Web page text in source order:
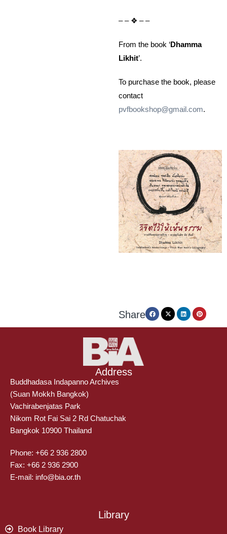
– – ❖ – –
From the book ‘Dhamma
Likhit’.
To purchase the book, please
contact
pvfbookshop@gmail.com.
Share
Address
Buddhadasa Indapanno Archives
(Suan Mokkh Bangkok)
Vachirabenjatas Park
Nikom Rot Fai Sai 2 Rd Chatuchak
Bangkok 10900 Thailand
Phone: +66 2 936 2800
Fax: +66 2 936 2900
E-mail: info@bia.or.th
Library
Book Library